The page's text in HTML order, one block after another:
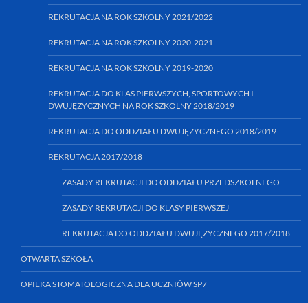
REKRUTACJA NA ROK SZKOLNY 2021/2022
REKRUTACJA NA ROK SZKOLNY 2020-2021
REKRUTACJA NA ROK SZKOLNY 2019-2020
REKRUTACJA DO KLAS PIERWSZYCH, SPORTOWYCH I
DWUJĘZYCZNYCH NA ROK SZKOLNY 2018/2019
REKRUTACJA DO ODDZIAŁU DWUJĘZYCZNEGO 2018/2019
REKRUTACJA 2017/2018
ZASADY REKRUTACJI DO ODDZIAŁU PRZEDSZKOLNEGO
ZASADY REKRUTACJI DO KLASY PIERWSZEJ
REKRUTACJA DO ODDZIAŁU DWUJĘZYCZNEGO 2017/2018
OTWARTA SZKOŁA
OPIEKA STOMATOLOGICZNA DLA UCZNIÓW SP7